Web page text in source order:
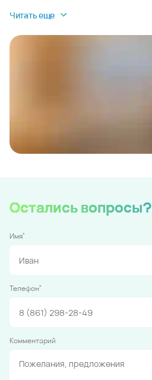
Читать еще
Остались вопросы?
Имя*
Телефон*
Комментарий